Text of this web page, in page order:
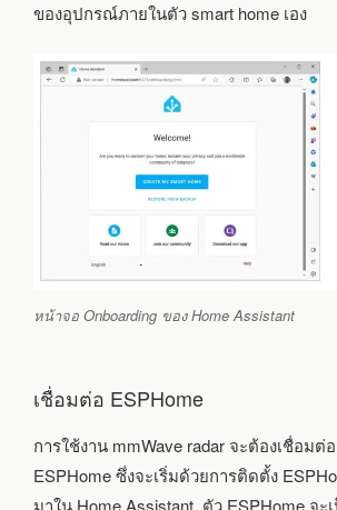
ของอุปกรณ์ภายในตัว smart home เอง
หน้าจอ Onboarding ของ Home Assistant
เชื่อมต่อ ESPHome
การใช้งาน mmWave radar จะต้องเชื่อมต่
ESPHome ซึ่งจะเริ่มด้วยการติดตั้ง
มาใน Home Assistant ตัว ESPHome จะ